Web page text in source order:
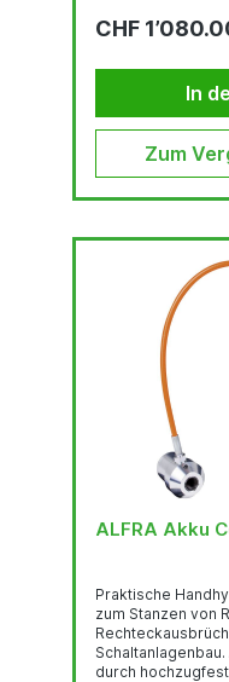
N/
N/
Stahlblech (S235),
N/
CHF
In
Zum
ALFRA Akku
Praktische
zum Stanzen von
durch hochzugfesten